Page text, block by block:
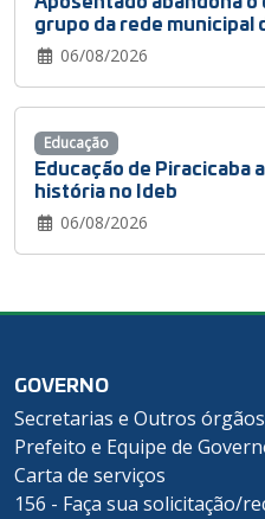
grupo da rede municipal
06/08/2026
Educação de Piracicaba
história no Ideb
06/08/2026
Educação
GOVERNO
Secretarias e Outros órgãos
Prefeito e Equipe de
Carta de serviços
156 - Faça sua solicitação/